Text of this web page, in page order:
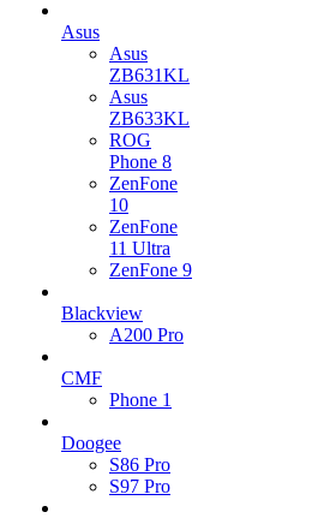
Asus
Asus
ZB631KL
Asus
ZB633KL
ROG
Phone 8
ZenFone
10
ZenFone
11 Ultra
ZenFone 9
Blackview
A200 Pro
CMF
Phone 1
Doogee
S86 Pro
S97 Pro